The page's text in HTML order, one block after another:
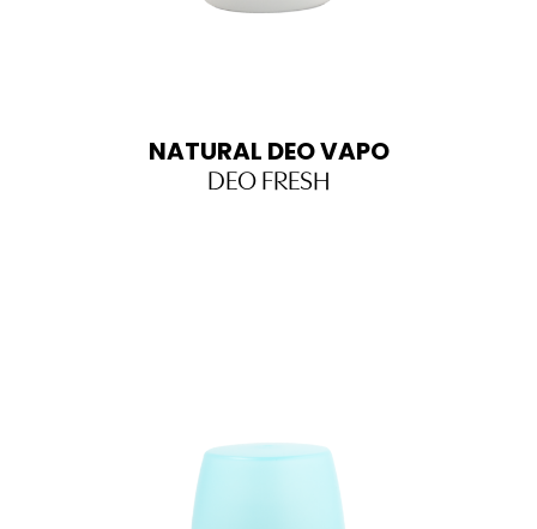
NATURAL DEO VAPO
DEO FRESH